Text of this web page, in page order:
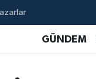
GÜNDEM